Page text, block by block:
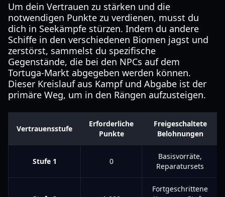
Um dein Vertrauen zu stärken und die
notwendigen Punkte zu verdienen, musst du
dich in Seekämpfe stürzen. Indem du andere
Schiffe in den verschiedenen Biomen jagst und
zerstörst, sammelst du spezifische
Gegenstände, die bei den NPCs auf dem
Tortuga-Markt abgegeben werden können.
Dieser Kreislauf aus Kampf und Abgabe ist der
primäre Weg, um in den Rängen aufzusteigen.
Vertrauensstufe
Erforderliche
Punkte
Freigeschaltete
Belohnungen
Stufe 1 0
Basisvorräte,
Reparatursets
Fortgeschrittene